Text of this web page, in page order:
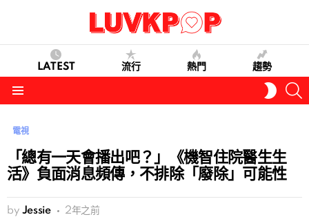
LATEST 流行 熱門 趨勢
SKIN
電視
「總有一天會播出吧？」《機智住院醫生生
活》負面消息頻傳，不排除「廢除」可能性
by Jessie 2年之前